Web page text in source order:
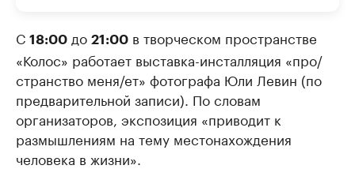
С 18:00 до 21:00 в творческом пространстве
«Колос» работает выставка-инсталляция «про/
странство меня/ет» фотографа Юли Левин (по
предварительной записи). По словам
организаторов, экспозиция «приводит к
размышлениям на тему местонахождения
человека в жизни».